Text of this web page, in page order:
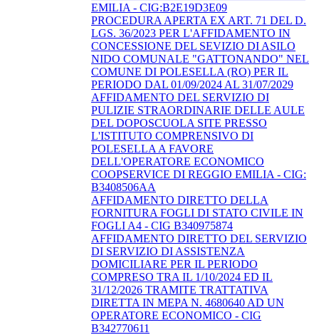
EMILIA - CIG:B2E19D3E09
PROCEDURA APERTA EX ART. 71 DEL D.
LGS. 36/2023 PER L'AFFIDAMENTO IN
CONCESSIONE DEL SEVIZIO DI ASILO
NIDO COMUNALE "GATTONANDO" NEL
COMUNE DI POLESELLA (RO) PER IL
PERIODO DAL 01/09/2024 AL 31/07/2029
AFFIDAMENTO DEL SERVIZIO DI
PULIZIE STRAORDINARIE DELLE AULE
DEL DOPOSCUOLA SITE PRESSO
L'ISTITUTO COMPRENSIVO DI
POLESELLA A FAVORE
DELL'OPERATORE ECONOMICO
COOPSERVICE DI REGGIO EMILIA - CIG:
B3408506AA
AFFIDAMENTO DIRETTO DELLA
FORNITURA FOGLI DI STATO CIVILE IN
FOGLI A4 - CIG B340975874
AFFIDAMENTO DIRETTO DEL SERVIZIO
DI SERVIZIO DI ASSISTENZA
DOMICILIARE PER IL PERIODO
COMPRESO TRA IL 1/10/2024 ED IL
31/12/2026 TRAMITE TRATTATIVA
DIRETTA IN MEPA N. 4680640 AD UN
OPERATORE ECONOMICO - CIG
B342770611